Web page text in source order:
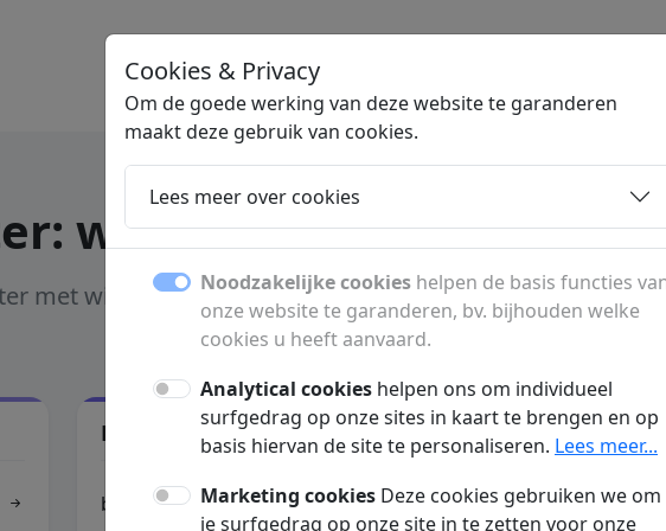
winkels, hotels en
met winkels, openingsuren, wandelroutes, hotels, lokale
bezienswaardigheden.
Handelaars In Aalter
bosch-pt.com
Winkels In Aalter
openingsuren.vlaanderen
Cookies & Privacy
Om de goede werking van deze website te garanderen
maakt deze gebruik van cookies.
Lees meer over cookies
Noodzakelijke cookies helpen de basis functies
onze website te garanderen, bv. bijhouden welke
cookies u heeft aanvaard.
Analytical cookies helpen ons om individueel
surfgedrag op onze sites in kaart te brengen en op
basis hiervan de site te personaliseren. Lees meer...
Marketing cookies Deze cookies gebruiken we om
je surfgedrag op onze site in te zetten voor onze